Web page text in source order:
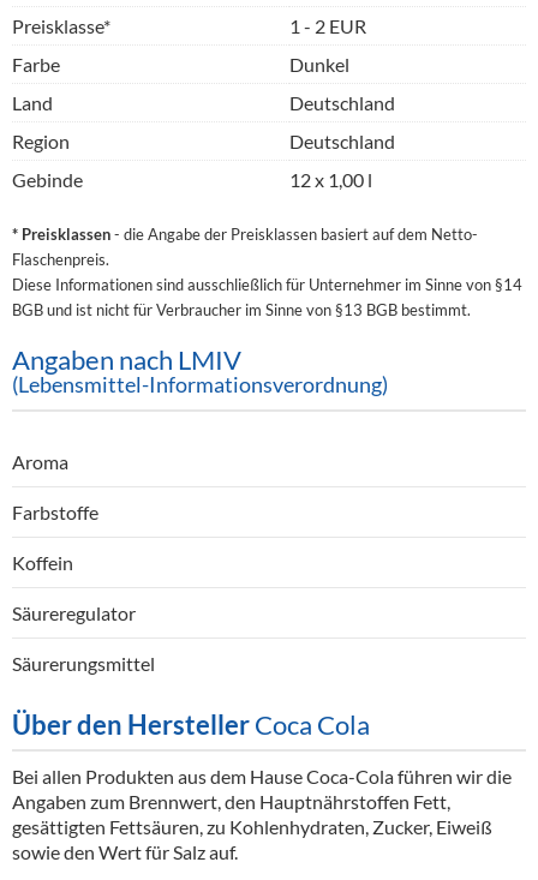
Preisklasse*
1 - 2 EUR
Farbe
Dunkel
Land
Deutschland
Region
Deutschland
Gebinde
12 x 1,00 l
* Preisklassen- die Angabe der Preisklassen basiert auf dem Netto-
Flaschenpreis.
Diese Informationen sind ausschließlich für Unternehmer im Sinne von §14
BGB und ist nicht für Verbraucher im Sinne von §13 BGB bestimmt.
Angaben nach LMIV
(Lebensmittel-Informationsverordnung)
Aroma
Farbstoffe
Koffein
Säureregulator
Säurerungsmittel
Über den HerstellerCoca Cola
Bei allen Produkten aus dem Hause Coca-Cola führen wir die
Angaben zum Brennwert, den Hauptnährstoffen Fett,
gesättigten Fettsäuren, zu Kohlenhydraten, Zucker, Eiweiß
sowie den Wert für Salz auf.